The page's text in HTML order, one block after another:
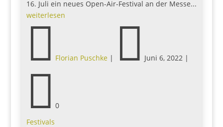
16. Juli ein neues Open-Air-Festival an der Messe...
weiterlesen
 Florian Puschke|  Juni 6, 2022|
 0
Festivals